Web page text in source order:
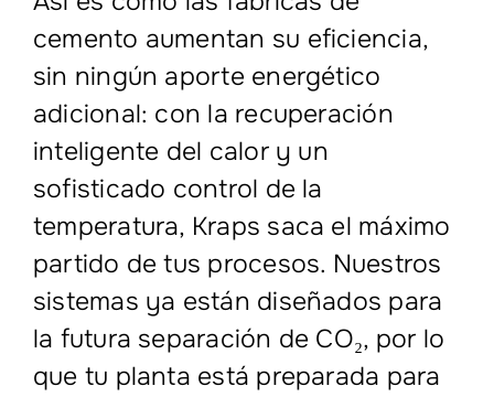
cemento aumentan su eficiencia,
sin ningún aporte energético
adicional: con la recuperación
inteligente del calor y un
sofisticado control de la
temperatura, Kraps saca el máximo
partido de tus procesos. Nuestros
sistemas ya están diseñados para
la futura separación de CO₂, por lo
que tu planta está preparada para